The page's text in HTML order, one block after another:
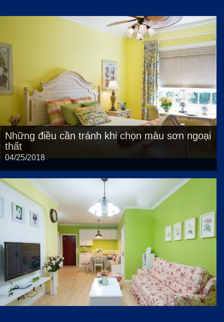
Những điều cần tránh khi chọn màu sơn ngoại
thất
04/25/2018